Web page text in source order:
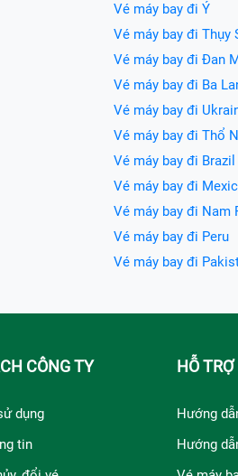
Vé máy bay đi Ý
Vé máy bay đi Thụy
Vé máy bay đi Đan
Vé máy bay đi Ba
Vé máy bay đi
Vé máy bay đi Thổ
Vé máy bay đi Brazil
Vé máy bay đi
Vé máy bay đi Nam
Vé máy bay đi Peru
Vé máy bay đi
CÔNG TY
dụng
tin
HỖ TRỢ
Hướng
Hướng